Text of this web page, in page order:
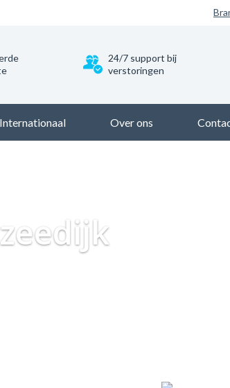
24/7 support bij
verstoringen
Internationaal Over ons